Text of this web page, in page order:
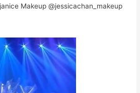
Makeup @jessicachan_makeup